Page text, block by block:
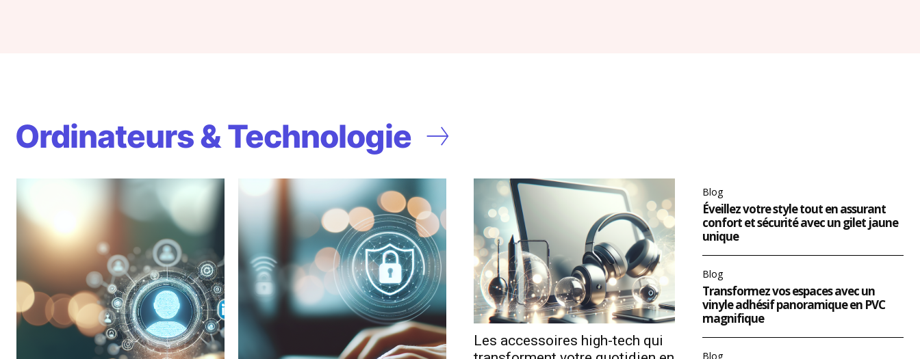
Ordinateurs & Technologie
Les accessoires high-tech qui
Blog
Éveillez votre style tout en assurant
confort et sécurité avec un gilet jaune
unique
Blog
Transformez vos espaces avec un
vinyle adhésif panoramique en PVC
magnifique
Blog